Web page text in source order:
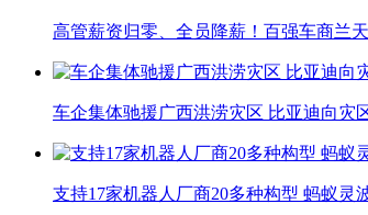
高管薪资归零、全员降薪！百强车商兰
车企集体驰援广西洪涝灾区 比亚迪向灾
支持17家机器人厂商20多种构型 蚂蚁灵